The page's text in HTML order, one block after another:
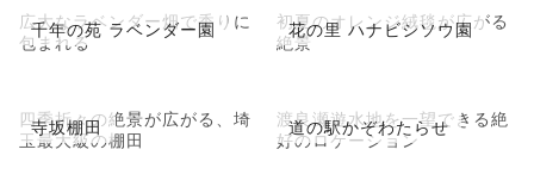
千年の苑 ラベンダー園
広大なラベンダー畑で香りに
包まれる
花の里 ハナビシソウ園
初夏のオレンジ絨毯が広がる
絶景
寺坂棚田
四季折々の絶景が広がる、埼
玉最大級の棚田
道の駅かぞわたらせ
渡良瀬遊水地を一望できる絶
好のロケーション